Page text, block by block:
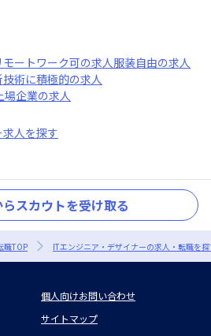
モートワーク可の求人服装自由の求人
技術に積極的の求人
場企業の求人
人を探す
スカウトを受け取る
職TOP ITエンジニア・デザイナーの求人・転職を
個人向けお問い合わせ
サイトマップ